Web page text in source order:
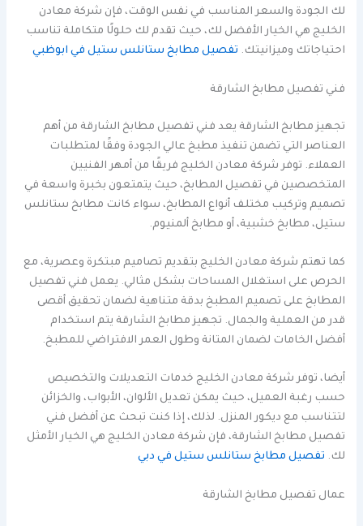
لك الجودة والسعر المناسب في نفس الوقت، فإن شركة معادن
الخليج هي الخيار الأفضل لك، حيث تقدم لك حلولًا متكاملة تناسب
احتياجاتك وميزانيتك. تفصيل مطابخ ستانلس ستيل في ابوظبي
فني تفصيل مطابخ الشارقة
تجهيز مطابخ الشارقة يعد فني تفصيل مطابخ الشارقة من أهم
العناصر التي تضمن تنفيذ مطبخ عالي الجودة وفقًا لمتطلبات
العملاء. توفر شركة معادن الخليج فريقًا من أمهر الفنيين
المتخصصين في تفصيل المطابخ، حيث يتمتعون بخبرة واسعة في
تصميم وتركيب مختلف أنواع المطابخ، سواء كانت مطابخ ستانلس
ستيل، مطابخ خشبية، أو مطابخ ألمنيوم.
كما تهتم شركة معادن الخليج بتقديم تصاميم مبتكرة وعصرية، مع
الحرص على استغلال المساحات بشكل مثالي. يعمل فني تفصيل
المطابخ على تصميم المطبخ بدقة متناهية لضمان تحقيق أقصى
قدر من العملية والجمال. تجهيز مطابخ الشارقة يتم استخدام
أفضل الخامات لضمان المتانة وطول العمر الافتراضي للمطبخ.
أيضا، توفر شركة معادن الخليج خدمات التعديلات والتخصيص
حسب رغبة العميل، حيث يمكن تعديل الألوان، الأبواب، والخزائن
لتتناسب مع ديكور المنزل. لذلك، إذا كنت تبحث عن أفضل فني
تفصيل مطابخ الشارقة، فإن شركة معادن الخليج هي الخيار الأمثل
لك. تفصيل مطابخ ستانلس ستيل في دبي
عمال تفصيل مطابخ الشارقة